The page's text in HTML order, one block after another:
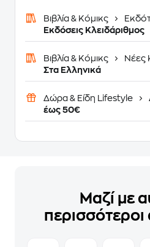
Βιβλία & Κόμικς
Εκδόσεις Κλειδάριθμος
Βιβλία & Κόμικς
Νέες
Στα Ελληνικά
Δώρα & Είδη Lifestyle
έως 50€
Μαζί με